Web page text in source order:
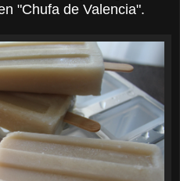
"Chufa de Valencia".